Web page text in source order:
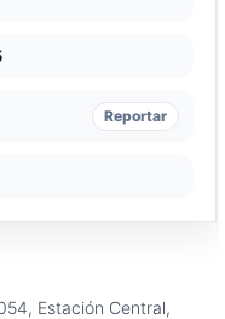
Reportar
Estación Central,